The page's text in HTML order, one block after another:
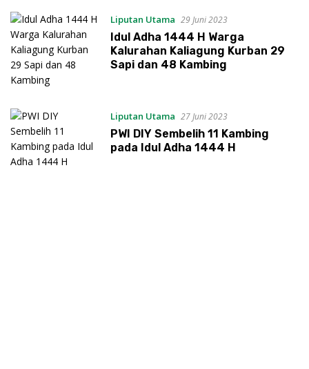
Liputan Utama 29 Juni 2023
Idul Adha 1444 H Warga
Kalurahan Kaliagung Kurban 29
Sapi dan 48 Kambing
Liputan Utama 27 Juni 2023
PWI DIY Sembelih 11 Kambing
pada Idul Adha 1444 H